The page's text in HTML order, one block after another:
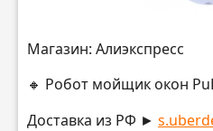
Магазин: Алиэкспресс
🔸 Робот мойщик окон
Доставка из РФ ►